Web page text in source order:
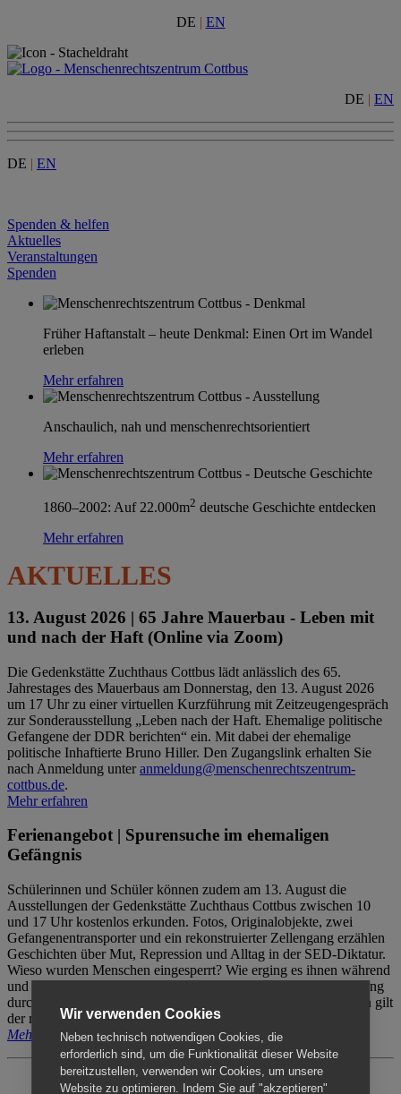
DE | EN
DE | EN
DE | EN
Spenden & helfen
Aktuelles
Veranstaltungen
Spenden
Früher Haftanstalt – heute Denkmal: Einen Ort im Wandel
erleben
Mehr erfahren
Anschaulich, nah und menschenrechtsorientiert
Mehr erfahren
1860–2002: Auf 22.000m2 deutsche Geschichte entdecken
Mehr erfahren
AKTUELLES
13. August 2026 | 65 Jahre Mauerbau - Leben mit
und nach der Haft (Online via Zoom)
Die Gedenkstätte Zuchthaus Cottbus lädt anlässlich des 65.
Jahrestages des Mauerbaus am Donnerstag, den 13. August 2026
um 17 Uhr zu einer virtuellen Kurzführung mit Zeitzeugengespräch
zur Sonderausstellung „Leben nach der Haft. Ehemalige politische
Gefangene der DDR berichten“ ein. Mit dabei der ehemalige
politische Inhaftierte Bruno Hiller. Den Zugangslink erhalten Sie
nach Anmeldung unteranmeldung@menschenrechtszentrum-
cottbus.de.
Mehr erfahren
Ferienangebot | Spurensuche im ehemaligen
Gefängnis
Schülerinnen und Schüler können zudem am 13. August die
Ausstellungen der Gedenkstätte Zuchthaus Cottbus zwischen 10
und 17 Uhr kostenlos erkunden. Fotos, Originalobjekte, zwei
Gefangenentransporter und ein rekonstruierter Zellengang erzählen
Geschichten über Mut, Repression und Alltag in der SED-Diktatur.
Wieso wurden Menschen eingesperrt? Wie erging es ihnen während
und nach der Haft? Der Besuch erfolgt individuell ohne Betreuung
durch das Menschenrechtszentrum Cottbus. Für Begleitpersonen gilt
der reguläre Eintritt (8€ / ermäßigt 5€).
Mehr erfahren
Wir verwenden Cookies
Neben technisch notwendigen Cookies, die
erforderlich sind, um die Funktionalität dieser Website
bereitzustellen, verwenden wir Cookies, um unsere
Website zu optimieren. Indem Sie auf "akzeptieren"